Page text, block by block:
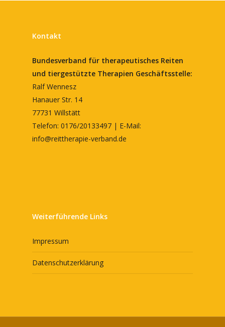
Kontakt
Bundesverband für therapeutisches Reiten
und tiergestützte Therapien Geschäftsstelle:
Ralf Wennesz
Hanauer Str. 14
77731 Willstätt
Telefon: 0176/20133497 | E-Mail:
info@reittherapie-verband.de
Weiterführende Links
Impressum
Datenschutzerklärung